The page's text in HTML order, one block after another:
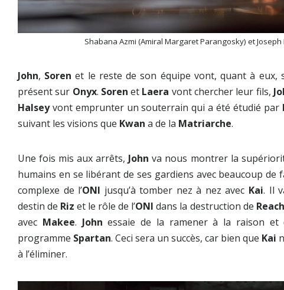
Shabana Azmi (Amiral Margaret Parangosky) et
John, Soren et le reste de son équipe vont, quant à eux,
présent sur Onyx. Soren et Laera vont chercher leur fils,
Halseyvont emprunter un souterrain qui a été étudié par
suivant les visions que Kwan a de la Matriarche.
Une fois mis aux arrêts, John va nous montrer la
humains en se libérant de ses gardiens avec beaucoup de
complexe de l’ONI jusqu’à tomber nez à nez avec Kai. Il
destin de Riz et le rôle de l’ONI dans la destruction de Reach
avec Makee. John essaie de la ramener à la raison
programme Spartan. Ceci sera un succès, car bien que Kai
à l’éliminer.